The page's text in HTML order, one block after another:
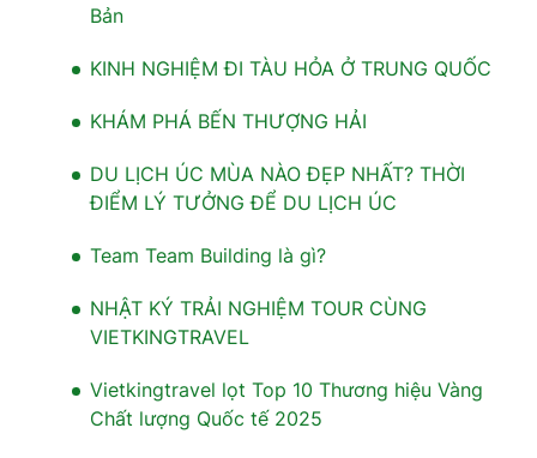
Bản
KINH NGHIỆM ĐI TÀU HỎA Ở TRUNG QUỐC
KHÁM PHÁ BẾN THƯỢNG HẢI
DU LỊCH ÚC MÙA NÀO ĐẸP NHẤT? THỜI
ĐIỂM LÝ TƯỞNG ĐỂ DU LỊCH ÚC
Team Team Building là gì?
NHẬT KÝ TRẢI NGHIỆM TOUR CÙNG
VIETKINGTRAVEL
Vietkingtravel lọt Top 10 Thương hiệu Vàng
Chất lượng Quốc tế 2025